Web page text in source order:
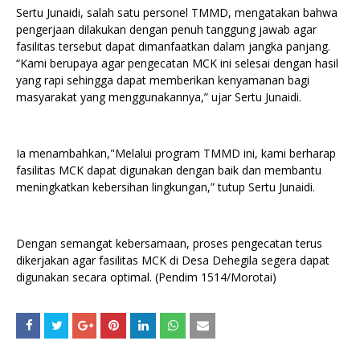
Sertu Junaidi, salah satu personel TMMD, mengatakan bahwa
pengerjaan dilakukan dengan penuh tanggung jawab agar
fasilitas tersebut dapat dimanfaatkan dalam jangka panjang.
“Kami berupaya agar pengecatan MCK ini selesai dengan hasil
yang rapi sehingga dapat memberikan kenyamanan bagi
masyarakat yang menggunakannya,” ujar Sertu Junaidi.
Ia menambahkan,"Melalui program TMMD ini, kami berharap
fasilitas MCK dapat digunakan dengan baik dan membantu
meningkatkan kebersihan lingkungan,” tutup Sertu Junaidi.
Dengan semangat kebersamaan, proses pengecatan terus
dikerjakan agar fasilitas MCK di Desa Dehegila segera dapat
digunakan secara optimal. (Pendim 1514/Morotai)